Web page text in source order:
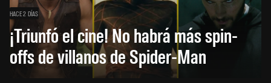
HACE 2 DÍAS
¡Triunfó el cine! No habrá más spin-
offs de villanos de Spider-Man